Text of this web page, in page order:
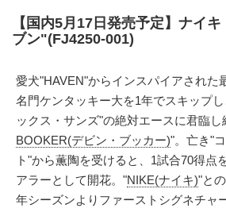
【国内5月17日発売予定】ナイ
ブン"(FJ4250-001)
愛犬"HAVEN"からインスパイアされた
名門ケンタッキー大を1年でスキップ
ックス・サンズ"の絶対エースに君臨し
BOOKER(デビン・ブッカー)"。亡き"
ト"から薫陶を受けると、1試合70得点
アラーとして開花。"NIKE(ナイキ)"と
年シーズンよりファーストシグネチャ